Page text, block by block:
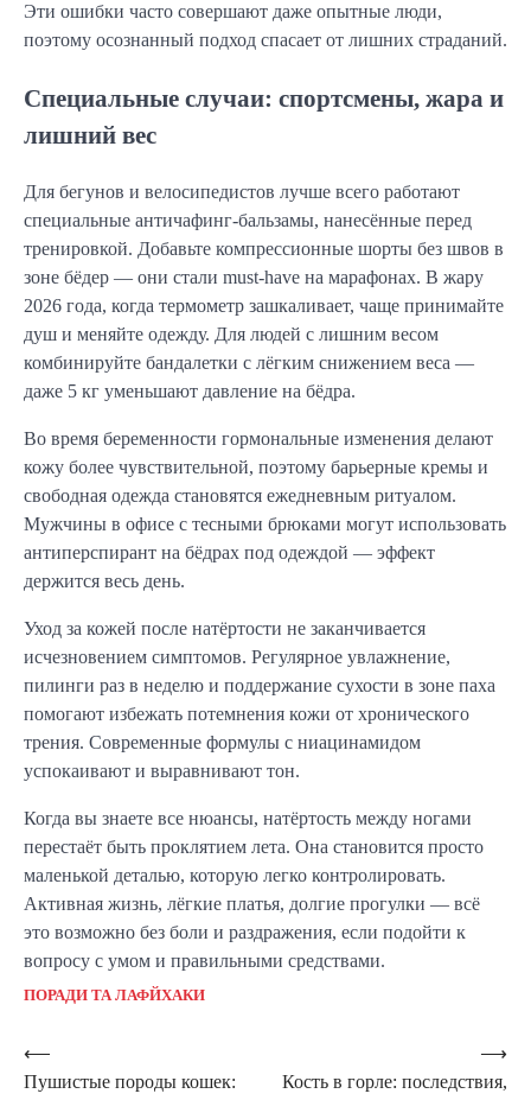
Эти ошибки часто совершают даже опытные люди,
поэтому осознанный подход спасает от лишних страданий.
Специальные случаи: спортсмены, жара и
лишний вес
Для бегунов и велосипедистов лучше всего работают
специальные античафинг-бальзамы, нанесённые перед
тренировкой. Добавьте компрессионные шорты без швов в
зоне бёдер — они стали must-have на марафонах. В жару
2026 года, когда термометр зашкаливает, чаще принимайте
душ и меняйте одежду. Для людей с лишним весом
комбинируйте бандалетки с лёгким снижением веса —
даже 5 кг уменьшают давление на бёдра.
Во время беременности гормональные изменения делают
кожу более чувствительной, поэтому барьерные кремы и
свободная одежда становятся ежедневным ритуалом.
Мужчины в офисе с тесными брюками могут использовать
антиперспирант на бёдрах под одеждой — эффект
держится весь день.
Уход за кожей после натёртости не заканчивается
исчезновением симптомов. Регулярное увлажнение,
пилинги раз в неделю и поддержание сухости в зоне паха
помогают избежать потемнения кожи от хронического
трения. Современные формулы с ниацинамидом
успокаивают и выравнивают тон.
Когда вы знаете все нюансы, натёртость между ногами
перестаёт быть проклятием лета. Она становится просто
маленькой деталью, которую легко контролировать.
Активная жизнь, лёгкие платья, долгие прогулки — всё
это возможно без боли и раздражения, если подойти к
вопросу с умом и правильными средствами.
ПОРАДИ ТА ЛАФЙХАКИ
Навигация
по
⟵
Пушистые породы кошек:
Кость в горле: последствия,
⟶